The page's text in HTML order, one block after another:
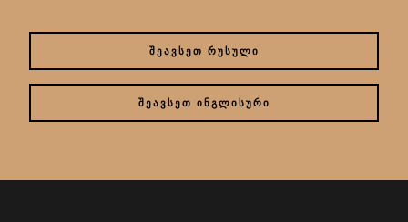
ᲨᲔᲐᲕᲡᲔᲗ ᲠᲣᲡᲣᲚᲘ
ᲨᲔᲐᲕᲡᲔᲗ ᲘᲜᲒᲚᲘᲡᲣᲠᲘ